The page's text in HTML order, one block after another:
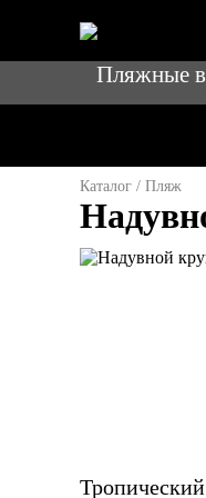
Пляжные
Каталог / Пляж